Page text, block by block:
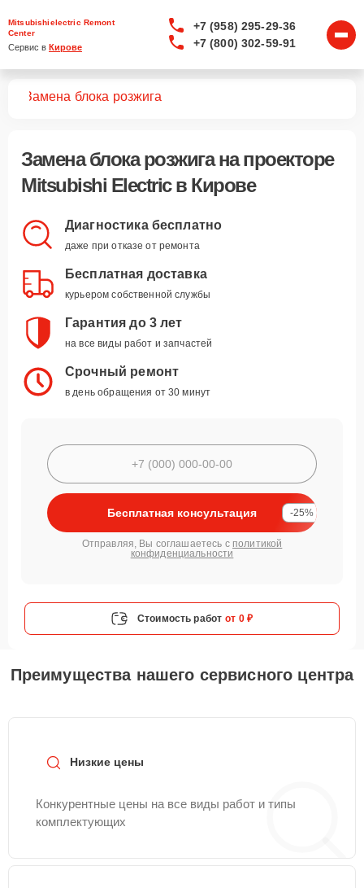
Mitsubishielectric Remont
Center
Сервис в Кирове
+7 (958) 295-29-36
+7 (800) 302-59-91
Замена блока розжига
Замена блока розжигана проекторе
Mitsubishi Electric в Кирове
Диагностика бесплатно
даже при отказе от ремонта
Бесплатная доставка
курьером собственной службы
Гарантия до 3 лет
на все виды работ и запчастей
Срочный ремонт
в день обращения от 30 минут
Бесплатная консультация -25%
Отправляя, Вы соглашаетесь с политикой
конфиденциальности
Стоимость работ от 0 ₽
Преимущества нашего сервисного центра
Низкие цены
Конкурентные цены на все виды работ и типы
комплектующих